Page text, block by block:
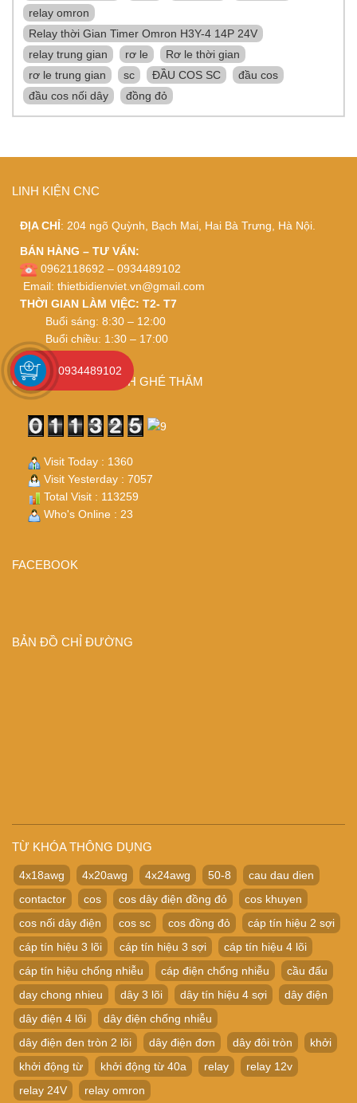
relay omron
Relay thời Gian Timer Omron H3Y-4 14P 24V
relay trung gian
rơ le
Rơ le thời gian
rơ le trung gian
sc ĐẦU COS SC
đầu cos
đầu cos nối dây
đồng đỏ
LINH KIỆN CNC
ĐỊA CHỈ: 204 ngõ Quỳnh, Bạch Mai, Hai Bà Trưng, Hà Nội.
BÁN HÀNG – TƯ VẤN:
0962118692 – 0934489102
Email: thietbidienviet.vn@gmail.com
THỜI GIAN LÀM VIỆC: T2- T7
Buổi sáng: 8:30 – 12:00
Buổi chiều: 1:30 – 17:00
CÁM ƠN QUÝ KHÁCH GHÉ THĂM
Visit Today : 1360
Visit Yesterday : 7057
Total Visit : 113259
Who's Online : 23
FACEBOOK
BẢN ĐỒ CHỈ ĐƯỜNG
TỪ KHÓA THÔNG DỤNG
4x18awg 4x20awg 4x24awg 50-8
cau dau dien
contactor
cos cos dây điện đồng đỏ
cos khuyen
cos nối dây điện
cos sc cos đồng đỏ
cáp tín hiệu 2 sợi
cáp tín hiệu 3 lõi
cáp tín hiệu 3 sợi
cáp tín hiệu 4 lõi
cáp tín hiệu chống nhiễu
cáp điện chống nhiễu
cầu đấu
day chong nhieu
dây 3 lõi dây tín hiệu 4 sợi
dây điện
dây điện 4 lõi
dây điện chống nhiễu
dây điện đen tròn 2 lõi
dây điện đơn dây đôi tròn
khởi
khởi động từ
khởi động từ 40a relay
relay 12v
relay 24V
relay omron
0934489102